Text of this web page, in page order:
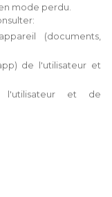
mode perdu.
(documents,
de l'utilisateur et
l'utilisateur et de